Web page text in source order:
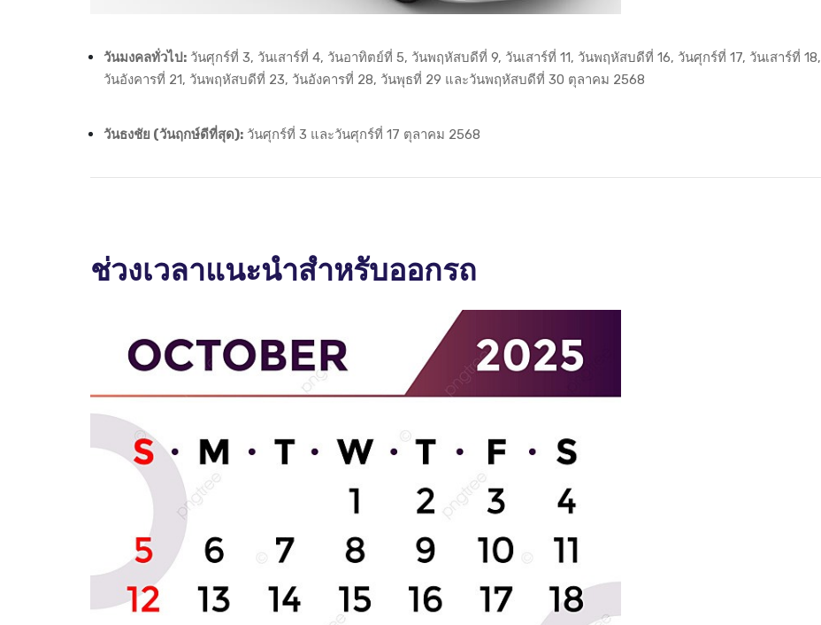
วันมงคลทั่วไป: วันศุกร์ที่ 3, วันเสาร์ที่ 4, วันอาทิตย์ที่ 5, วันพฤหัสบดีที่ 9, วันเสาร์ที่ 11, วันพฤหัสบดีที่ 16, วันศุกร์ที่ 17, วันเสาร์ที่ 18,
วันอังคารที่ 21, วันพฤหัสบดีที่ 23, วันอังคารที่ 28, วันพุธที่ 29 และวันพฤหัสบดีที่ 30 ตุลาคม 2568
วันธงชัย (วันฤกษ์ดีที่สุด): วันศุกร์ที่ 3 และวันศุกร์ที่ 17 ตุลาคม 2568
ช่วงเวลาแนะนำสำหรับออกรถ